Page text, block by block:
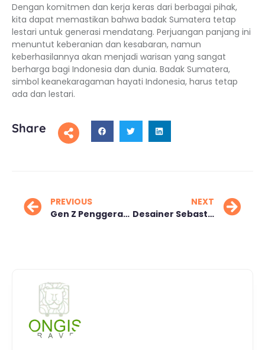
Dengan komitmen dan kerja keras dari berbagai pihak,
kita dapat memastikan bahwa badak Sumatera tetap
lestari untuk generasi mendatang. Perjuangan panjang ini
menuntut keberanian dan kesabaran, namun
keberhasilannya akan menjadi warisan yang sangat
berharga bagi Indonesia dan dunia. Badak Sumatera,
simbol keanekaragaman hayati Indonesia, harus tetap
ada dan lestari.
Share
PREVIOUS
Gen Z Penggerak Tren Traveling Terbaru
NEXT
Desainer Sebastian Gunawan Terpikat Labuan Bajo, Suka Nasi Padang